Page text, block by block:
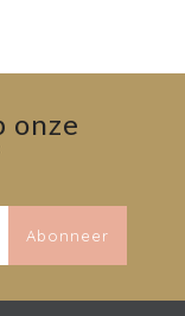
onze
Abonneer